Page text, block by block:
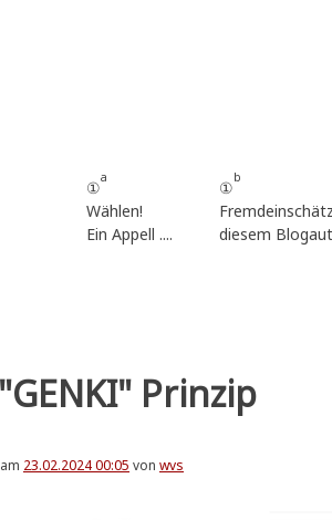
①
a
Wählen!
Ein Appell ....
①
b
diesem
Prinzip
23.02.2024 00:05 von wvs